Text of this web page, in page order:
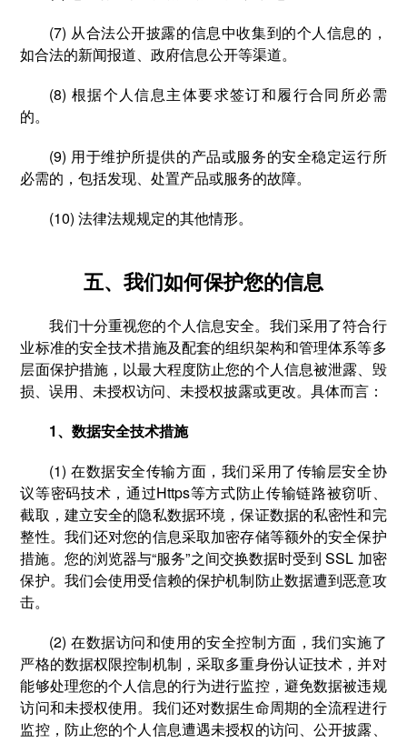
(7) 从合法公开披露的信息中收集到的个人信息的，
如合法的新闻报道、政府信息公开等渠道。
(8) 根据个人信息主体要求签订和履行合同所必需
的。
(9) 用于维护所提供的产品或服务的安全稳定运行所
必需的，包括发现、处置产品或服务的故障。
(10) 法律法规规定的其他情形。
五、我们如何保护您的信息
我们十分重视您的个人信息安全。我们采用了符合行
业标准的安全技术措施及配套的组织架构和管理体系等多
层面保护措施，以最大程度防止您的个人信息被泄露、毁
损、误用、未授权访问、未授权披露或更改。具体而言：
1、数据安全技术措施
(1) 在数据安全传输方面，我们采用了传输层安全协
议等密码技术，通过Https等方式防止传输链路被窃听、
截取，建立安全的隐私数据环境，保证数据的私密性和完
整性。我们还对您的信息采取加密存储等额外的安全保护
措施。您的浏览器与“服务”之间交换数据时受到 SSL 加密
保护。我们会使用受信赖的保护机制防止数据遭到恶意攻
击。
(2) 在数据访问和使用的安全控制方面，我们实施了
严格的数据权限控制机制，采取多重身份认证技术，并对
能够处理您的个人信息的行为进行监控，避免数据被违规
访问和未授权使用。我们还对数据生命周期的全流程进行
监控，防止您的个人信息遭遇未授权的访问、公开披露、